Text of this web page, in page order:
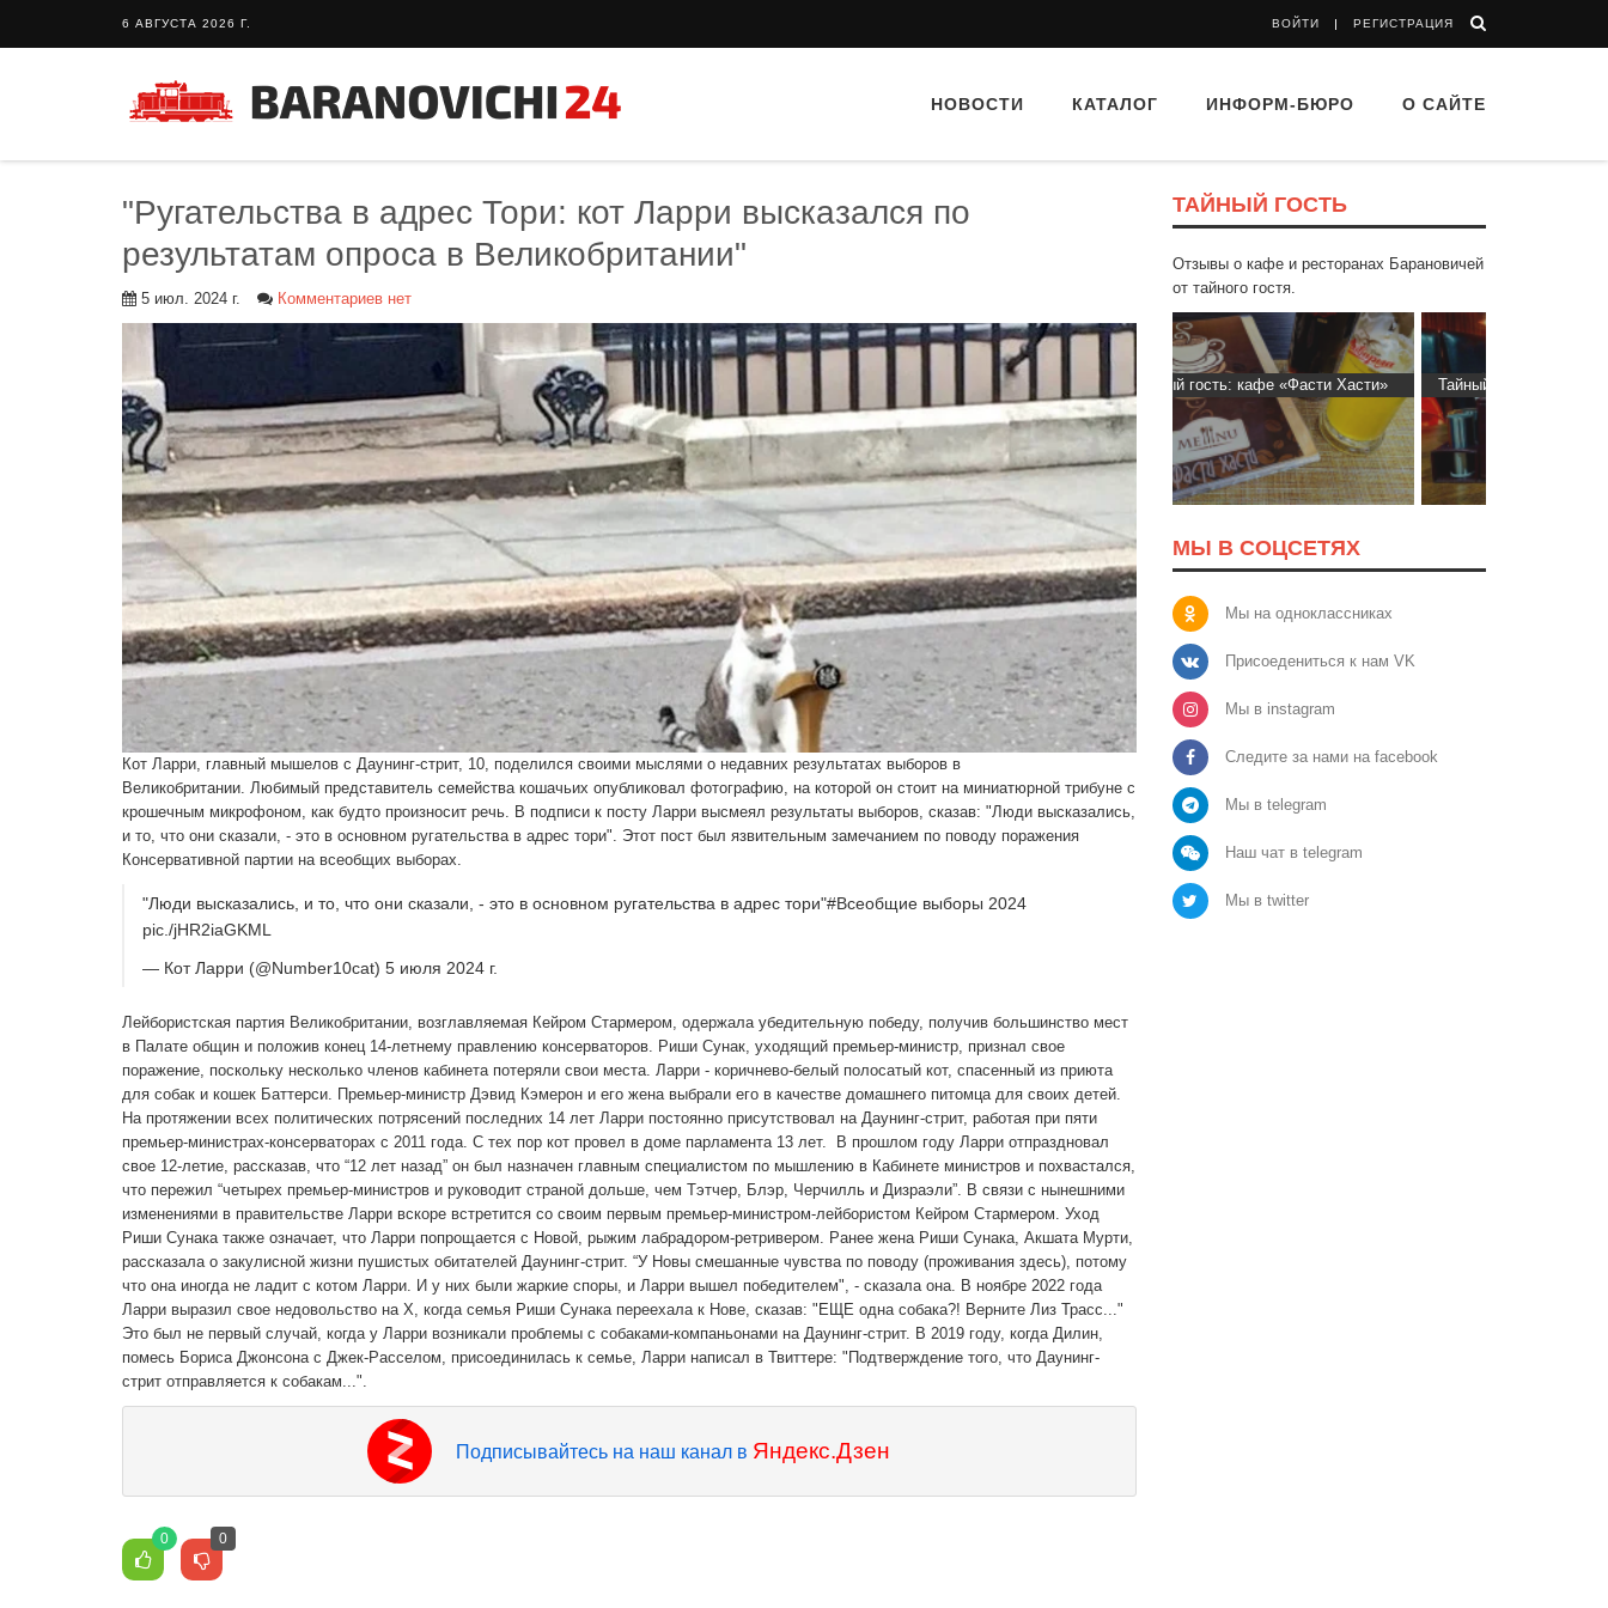
6 АВГУСТА 2026 Г. ВОЙТИ РЕГИСТРАЦИЯ
НОВОСТИ КАТАЛОГ ИНФОРМ-БЮРО О САЙТЕ
"Ругательства в адрес Тори: кот Ларри высказался по
результатам опроса в Великобритании"
5 июл. 2024 г. Комментариев нет
Кот Ларри, главный мышелов с Даунинг-стрит, 10, поделился своими мыслями о недавних результатах выборов в
Великобритании. Любимый представитель семейства кошачьих опубликовал фотографию, на которой он стоит на миниатюрной трибуне с
крошечным микрофоном, как будто произносит речь. В подписи к посту Ларри высмеял результаты выборов, сказав: "Люди высказались,
и то, что они сказали, - это в основном ругательства в адрес тори". Этот пост был язвительным замечанием по поводу поражения
Консервативной партии на всеобщих выборах.
"Люди высказались, и то, что они сказали, - это в основном ругательства в адрес тори"#Всеобщие выборы 2024
pic./jHR2iaGKML
— Кот Ларри (@Number10cat) 5 июля 2024 г.
Лейбористская партия Великобритании, возглавляемая Кейром Стармером, одержала убедительную победу, получив большинство мест
в Палате общин и положив конец 14-летнему правлению консерваторов. Риши Сунак, уходящий премьер-министр, признал свое
поражение, поскольку несколько членов кабинета потеряли свои места. Ларри - коричнево-белый полосатый кот, спасенный из приюта
для собак и кошек Баттерси. Премьер-министр Дэвид Кэмерон и его жена выбрали его в качестве домашнего питомца для своих детей.
На протяжении всех политических потрясений последних 14 лет Ларри постоянно присутствовал на Даунинг-стрит, работая при пяти
премьер-министрах-консерваторах с 2011 года. С тех пор кот провел в доме парламента 13 лет. В прошлом году Ларри отпраздновал
свое 12-летие, рассказав, что “12 лет назад” он был назначен главным специалистом по мышлению в Кабинете министров и похвастался,
что пережил “четырех премьер-министров и руководит страной дольше, чем Тэтчер, Блэр, Черчилль и Дизраэли”. В связи с нынешними
изменениями в правительстве Ларри вскоре встретится со своим первым премьер-министром-лейбористом Кейром Стармером. Уход
Риши Сунака также означает, что Ларри попрощается с Новой, рыжим лабрадором-ретривером. Ранее жена Риши Сунака, Акшата Мурти,
рассказала о закулисной жизни пушистых обитателей Даунинг-стрит. “У Новы смешанные чувства по поводу (проживания здесь), потому
что она иногда не ладит с котом Ларри. И у них были жаркие споры, и Ларри вышел победителем", - сказала она. В ноябре 2022 года
Ларри выразил свое недовольство на X, когда семья Риши Сунака переехала к Нове, сказав: "ЕЩЕ одна собака?! Верните Лиз Трасс..."
Это был не первый случай, когда у Ларри возникали проблемы с собаками-компаньонами на Даунинг-стрит. В 2019 году, когда Дилин,
помесь Бориса Джонсона с Джек-Расселом, присоединилась к семье, Ларри написал в Твиттере: "Подтверждение того, что Даунинг-
стрит отправляется к собакам...".
Подписывайтесь на наш канал в Яндекс.Дзен
0 0
ТАЙНЫЙ ГОСТЬ
Отзывы о кафе и ресторанах Барановичей
от тайного гостя.
Тайный гость: Кафе "Grand Buffet" Тайный гость: кафе «Фасти Хасти» Тайный гость: ресторан «Пиросмани»
МЫ В СОЦСЕТЯХ
Мы на одноклассниках
Присоедениться к нам VK
Мы в instagram
Следите за нами на facebook
Мы в telegram
Наш чат в telegram
Мы в twitter